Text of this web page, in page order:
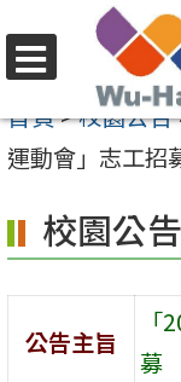
至
要
容
區
選
單
首頁>校園公告
運動會」志工招
校園公告
公告主旨
募